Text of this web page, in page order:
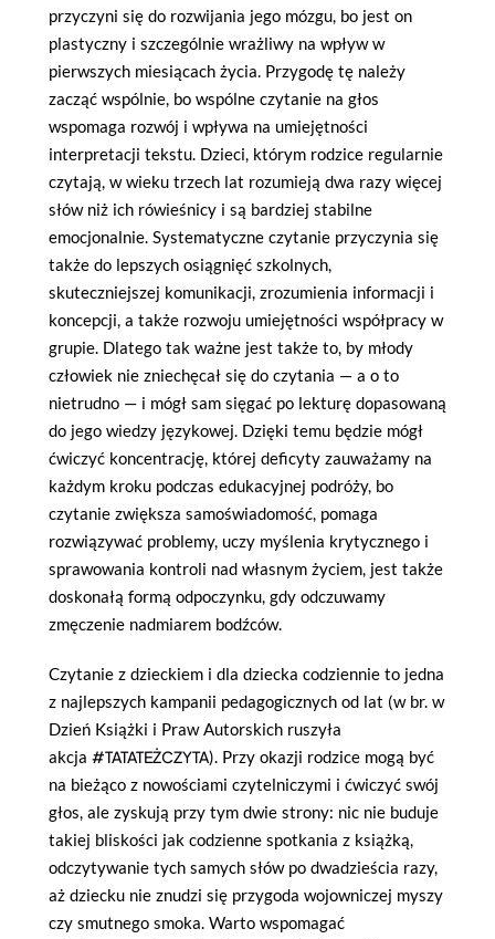
przyczyni się do rozwijania jego mózgu, bo jest on
plastyczny i szczególnie wrażliwy na wpływ w
pierwszych miesiącach życia. Przygodę tę należy
zacząć wspólnie, bo wspólne czytanie na głos
wspomaga rozwój i wpływa na umiejętności
interpretacji tekstu. Dzieci, którym rodzice regularnie
czytają, w wieku trzech lat rozumieją dwa razy więcej
słów niż ich rówieśnicy i są bardziej stabilne
emocjonalnie. Systematyczne czytanie przyczynia się
także do lepszych osiągnięć szkolnych,
skuteczniejszej komunikacji, zrozumienia informacji i
koncepcji, a także rozwoju umiejętności współpracy w
grupie. Dlatego tak ważne jest także to, by młody
człowiek nie zniechęcał się do czytania — a o to
nietrudno — i mógł sam sięgać po lekturę dopasowaną
do jego wiedzy językowej. Dzięki temu będzie mógł
ćwiczyć koncentrację, której deficyty zauważamy na
każdym kroku podczas edukacyjnej podróży, bo
czytanie zwiększa samoświadomość, pomaga
rozwiązywać problemy, uczy myślenia krytycznego i
sprawowania kontroli nad własnym życiem, jest także
doskonałą formą odpoczynku, gdy odczuwamy
zmęczenie nadmiarem bodźców.
Czytanie z dzieckiem i dla dziecka codziennie to jedna
z najlepszych kampanii pedagogicznych od lat (w br. w
Dzień Książki i Praw Autorskich ruszyła
akcja #TATATEŻCZYTA). Przy okazji rodzice mogą być
na bieżąco z nowościami czytelniczymi i ćwiczyć swój
głos, ale zyskują przy tym dwie strony: nic nie buduje
takiej bliskości jak codzienne spotkania z książką,
odczytywanie tych samych słów po dwadzieścia razy,
aż dziecku nie znudzi się przygoda wojowniczej myszy
czy smutnego smoka. Warto wspomagać